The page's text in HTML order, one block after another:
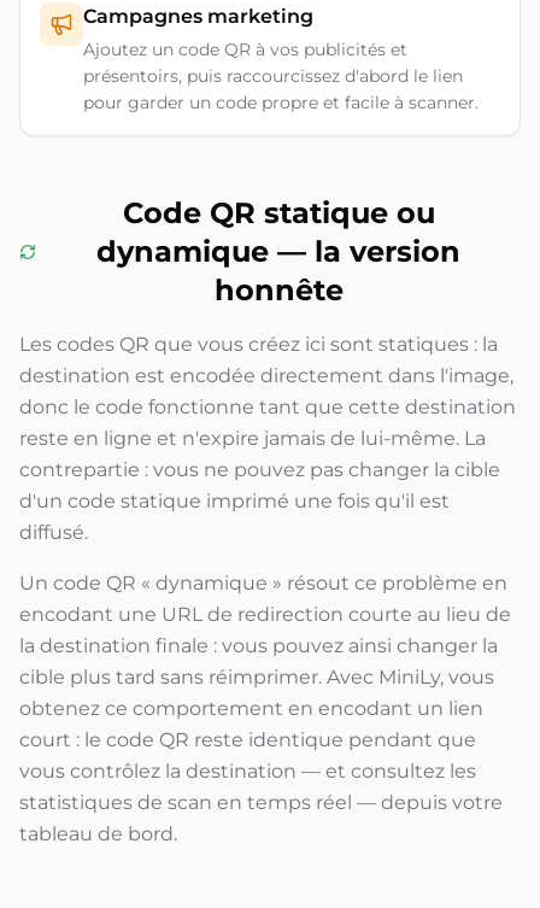
Campagnes marketing
Ajoutez un code QR à vos publicités et
présentoirs, puis raccourcissez d'abord le lien
pour garder un code propre et facile à scanner.
Code QR statique ou
dynamique — la version
honnête
Les codes QR que vous créez ici sont statiques : la
destination est encodée directement dans l'image,
donc le code fonctionne tant que cette destination
reste en ligne et n'expire jamais de lui-même. La
contrepartie : vous ne pouvez pas changer la cible
d'un code statique imprimé une fois qu'il est
diffusé.
Un code QR « dynamique » résout ce problème en
encodant une URL de redirection courte au lieu de
la destination finale : vous pouvez ainsi changer la
cible plus tard sans réimprimer. Avec MiniLy, vous
obtenez ce comportement en encodant un lien
court : le code QR reste identique pendant que
vous contrôlez la destination — et consultez les
statistiques de scan en temps réel — depuis votre
tableau de bord.